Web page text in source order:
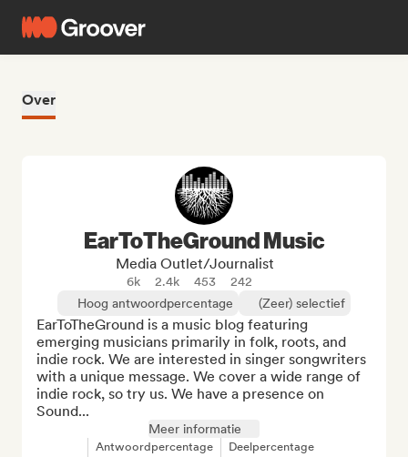
Over
EarToTheGround Music
Media Outlet/Journalist
6k 2.4k 453
242
Hoog antwoordpercentage
(Zeer) selectief
EarToTheGround is a music blog featuring
emerging musicians primarily in folk, roots, and
indie rock. We are interested in singer songwriters
with a unique message. We cover a wide range of
indie rock, so try us. We have a presence on
Sound...
Meer informatie
Antwoordpercentage Deelpercentage